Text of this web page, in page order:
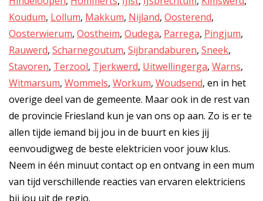
Koudum, Lollum, Makkum, Nijland, Oosterend,
Oosterwierum, Oostheim, Oudega, Parrega, Pingjum,
Rauwerd, Scharnegoutum, Sijbrandaburen, Sneek,
Stavoren, Terzool, Tjerkwerd, Uitwellingerga, Warns,
Witmarsum, Wommels, Workum, Woudsend, en in het
overige deel van de gemeente. Maar ook in de rest van
de provincie Friesland kun je van ons op aan. Zo is er te
allen tijde iemand bij jou in de buurt en kies jij
eenvoudigweg de beste elektricien voor jouw klus.
Neem in één minuut contact op en ontvang in een mum
van tijd verschillende reacties van ervaren elektriciens
bij jou uit de regio.